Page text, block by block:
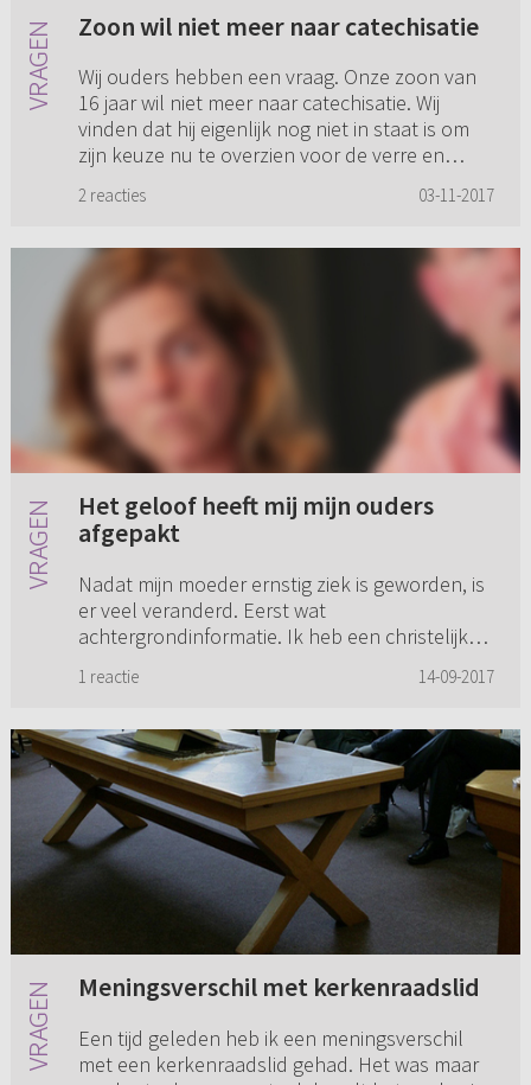
Zoon wil niet meer naar catechisatie
Wij ouders hebben een vraag. Onze zoon van
16 jaar wil niet meer naar catechisatie. Wij
vinden dat hij eigenlijk nog niet in staat is om
zijn keuze nu te overzien voor de verre en
2 reacties 03-11-2017
Het geloof heeft mij mijn ouders
afgepakt
Nadat mijn moeder ernstig ziek is geworden, is
er veel veranderd. Eerst wat
achtergrondinformatie. Ik heb een christelijke
per week naar de kerk, geen Bi...
1 reactie 14-09-2017
Meningsverschil met kerkenraadslid
Een tijd geleden heb ik een meningsverschil
met een kerkenraadslid gehad. Het was maar